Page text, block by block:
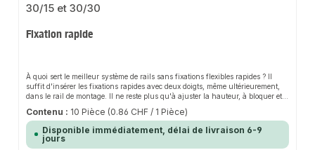
Fixation rapide
À quoi sert le meilleur système de rails sans fixations flexibles rapides ? Il
suffit d'insérer les fixations rapides avec deux doigts, même ultérieurement,
dans le rail de montage. Il ne reste plus qu'à ajuster la hauteur, à bloquer et
le montage parfait du collier est terminé, sans tâtonnements ni
jurons.Caractéristiques du produitL'élément de fixation rapide et flexible pour
notre système de rails.La vitesse n'a rien de sorcier - créer rapidement et
précisément des points de fixation pour les colliers ou les suspensions sur les
profilés de rail.La fixation rapide peut être montée confortablement d'une
Contenu : 10 Pièce (0.86 CHF / 1 Pièce)
Disponible immédiatement, délai de livraison 6-9
jours